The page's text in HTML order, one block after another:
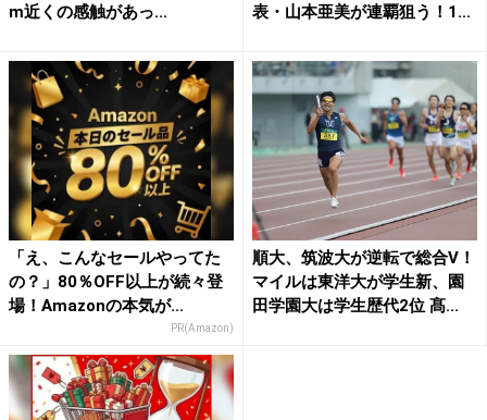
m近くの感触があっ...
表・山本亜美が連覇狙う！1...
「え、こんなセールやってた
の？」80％OFF以上が続々登
場！Amazonの本気が...
PR(Amazon)
順大、筑波大が逆転で総合V！
マイルは東洋大が学生新、園
田学園大は学生歴代2位 髙...